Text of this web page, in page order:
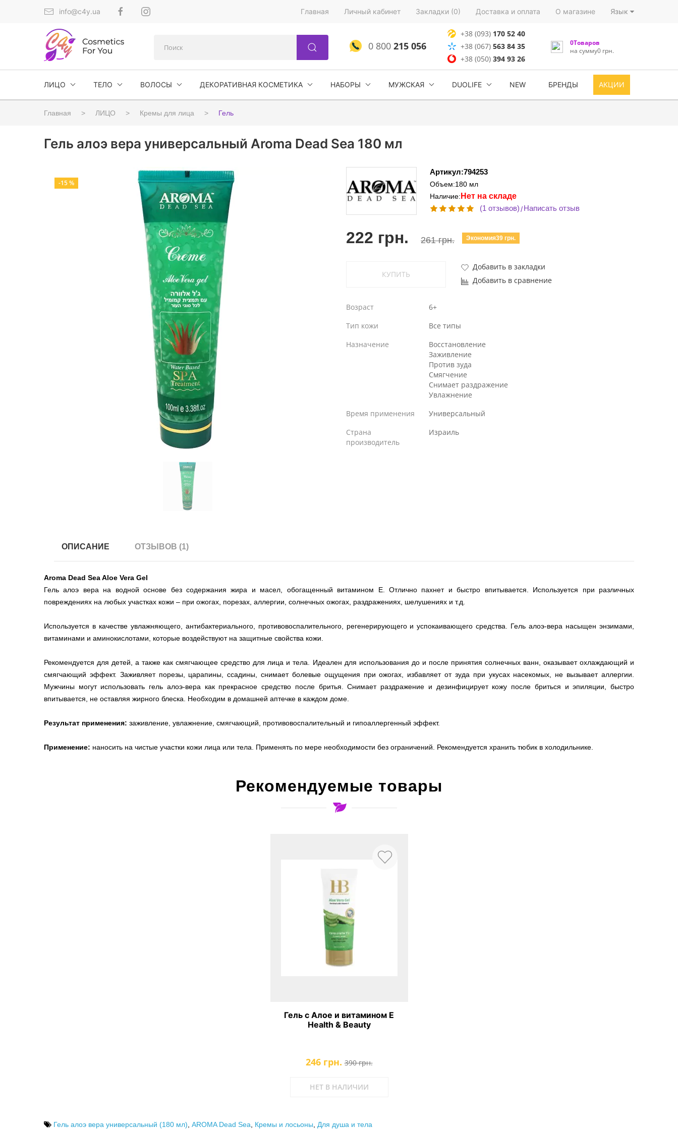
info@c4y.ua Главная Личный кабинет Закладки (0) Доставка и оплата О магазине Язык
0 800215 056
+38 (093) 170 52 40
+38 (067) 563 84 35
+38 (050)394 93 26
0Товаров
на сумму0 грн.
ЛИЦО ТЕЛО ВОЛОСЫ ДЕКОРАТИВНАЯ КОСМЕТИКА НАБОРЫ МУЖСКАЯ DUOLIFE NEW БРЕНДЫ АКЦИИ
Главная ЛИЦО Кремы для лица Гель
Гель алоэ вера универсальный Aroma Dead Sea 180 мл
-15 %
Артикул:794253
Объем:180 мл
Наличие: Нет на складе
(1 отзывов)/Написать отзыв
222 грн. 261 грн. Экономия39 грн.
КУПИТЬ
Добавить в закладки
Добавить в сравнение
Возраст
6+
Тип кожи
Все типы
Назначение
Восстановление
Заживление
Против зуда
Смягчение
Снимает раздражение
Увлажнение
Время применения
Универсальный
Страна
производитель
Израиль
ОПИСАНИЕ ОТЗЫВОВ (1)
Aroma Dead Sea Aloe Vera Gel
Гель алоэ вера на водной основе без содержания жира и масел, обогащенный витамином E. Отлично пахнет и быстро впитывается. Используется при различных
повреждениях на любых участках кожи – при ожогах, порезах, аллергии, солнечных ожогах, раздражениях, шелушениях и т.д.
Используется в качестве увлажняющего, антибактериального, противовоспалительного, регенерирующего и успокаивающего средства. Гель алоэ-вера насыщен энзимами,
витаминами и аминокислотами, которые воздействуют на защитные свойства кожи.
Рекомендуется для детей, а также как смягчающее средство для лица и тела. Идеален для использования до и после принятия солнечных ванн, оказывает охлаждающий и
смягчающий эффект. Заживляет порезы, царапины, ссадины, снимает болевые ощущения при ожогах, избавляет от зуда при укусах насекомых, не вызывает аллергии.
Мужчины могут использовать гель алоэ-вера как прекрасное средство после бритья. Снимает раздражение и дезинфицирует кожу после бриться и эпиляции, быстро
впитывается, не оставляя жирного блеска. Необходим в домашней аптечке в каждом доме.
Результат применения: заживление, увлажнение, смягчающий, противовоспалительный и гипоаллергенный эффект.
Применение: наносить на чистые участки кожи лица или тела. Применять по мере необходимости без ограничений. Рекомендуется хранить тюбик в холодильнике.
Рекомендуемые товары
Гель с Алое и витамином Е
Health & Beauty
246 грн. 390 грн.
НЕТ В НАЛИЧИИ
Гель алоэ вера универсальный (180 мл) AROMA Dead Sea Кремы и лосьоны Для душа и тела